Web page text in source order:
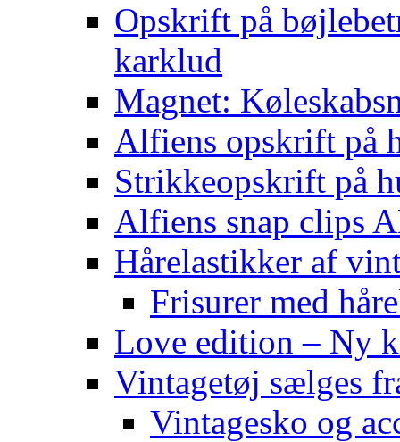
Opskrift på
karklud
Magnet:
Alfiens opskrift på
Strikkeopskrift på
Alfiens snap clips
Hårelastikker af
Frisurer med
Love edition – Ny
Vintagetøj sælges
Vintagesko og